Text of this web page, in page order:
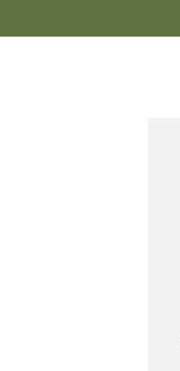
direct